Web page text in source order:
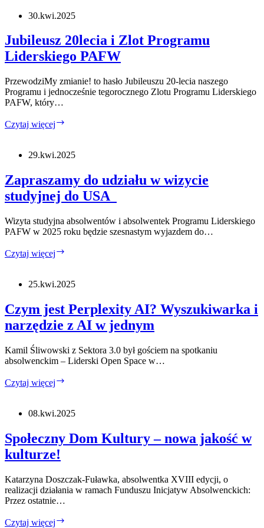
30.kwi.2025
Jubileusz 20lecia i Zlot Programu
Liderskiego PAFW
PrzewodziMy zmianie! to hasło Jubileuszu 20-lecia naszego
Programu i jednocześnie tegorocznego Zlotu Programu Liderskiego
PAFW, który…
Czytaj więcej
Zlot
Liderskiego
PAFW
29.kwi.2025
Zapraszamy do udziału w wizycie
studyjnej do USA
Wizyta studyjna absolwentów i absolwentek Programu Liderskiego
PAFW w 2025 roku będzie szesnastym wyjazdem do…
Czytaj więcej
w
studyjnej
do
USA
25.kwi.2025
Czym jest Perplexity AI? Wyszukiwarka i
narzędzie z AI w jednym
Kamil Śliwowski z Sektora 3.0 był gościem na spotkaniu
absolwenckim – Liderski Open Space w…
Czytaj więcej
AI?
narzędzie
w
jednym
08.kwi.2025
Społeczny Dom Kultury – nowa jakość w
kulturze!
Katarzyna Doszczak-Fuławka, absolwentka XVIII edycji, o
realizacji działania w ramach Funduszu Inicjatyw Absolwenckich:
Przez ostatnie…
Czytaj więcej